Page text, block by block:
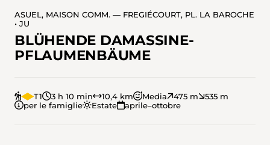
ASUEL, MAISON COMM. — FREGIÉCOURT, PL. LA BAROCHE
• JU
BLÜHENDE DAMASSINE-
PFLAUMENBÄUME
T1 3 h 10 min 10,4 km Media 475 m
535 m
per le famiglie
Estate aprile–ottobre